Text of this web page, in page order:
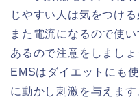
じやすい人は気をつける
また電流になるので使
あるので注意をしましょ
EMSはダイエットにも
に動かし刺激を与えま